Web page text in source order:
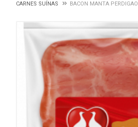
CARNES SUÍNAS
BACON MANTA PERDIGAO